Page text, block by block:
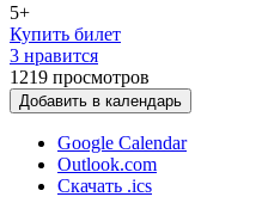
5+
Купить билет
3 нравится
1219 просмотров
Добавить в календарь
Google Calendar
Outlook.com
Скачать .ics